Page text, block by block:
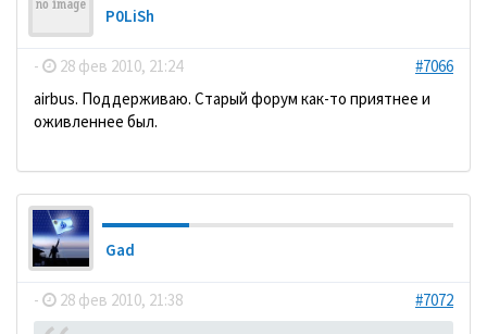
P0LiSh
- 28 фев 2010, 21:24
#7066
аirbus. Поддерживаю. Старый форум как-то приятнее и
оживленнее был.
Gad
- 28 фев 2010, 21:38 #7072